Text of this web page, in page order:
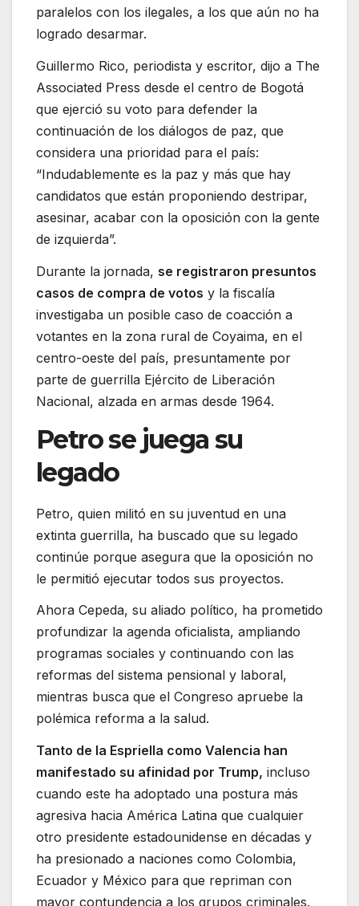
paralelos con los ilegales, a los que aún no ha
logrado desarmar.
Guillermo Rico, periodista y escritor, dijo a The
Associated Press desde el centro de Bogotá
que ejerció su voto para defender la
continuación de los diálogos de paz, que
considera una prioridad para el país:
“Indudablemente es la paz y más que hay
candidatos que están proponiendo destripar,
asesinar, acabar con la oposición con la gente
de izquierda”.
Durante la jornada, se registraron presuntos
casos de compra de votos y la fiscalía
investigaba un posible caso de coacción a
votantes en la zona rural de Coyaima, en el
centro-oeste del país, presuntamente por
parte de guerrilla Ejército de Liberación
Nacional, alzada en armas desde 1964.
Petro se juega su
legado
Petro, quien militó en su juventud en una
extinta guerrilla, ha buscado que su legado
continúe porque asegura que la oposición no
le permitió ejecutar todos sus proyectos.
Ahora Cepeda, su aliado político, ha prometido
profundizar la agenda oficialista, ampliando
programas sociales y continuando con las
reformas del sistema pensional y laboral,
mientras busca que el Congreso apruebe la
polémica reforma a la salud.
Tanto de la Espriella como Valencia han
manifestado su afinidad por Trump, incluso
cuando este ha adoptado una postura más
agresiva hacia América Latina que cualquier
otro presidente estadounidense en décadas y
ha presionado a naciones como Colombia,
Ecuador y México para que repriman con
mayor contundencia a los grupos criminales.